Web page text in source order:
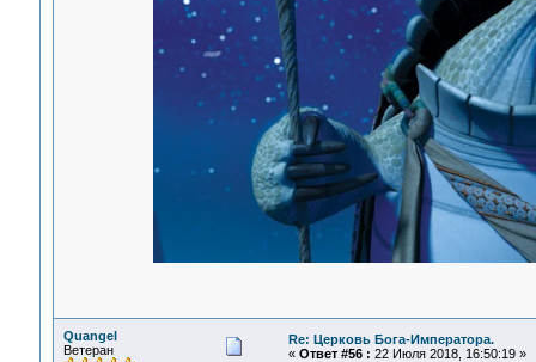
Quangel
Ветеран
Re: Церковь Бога-Императора.
« Ответ #56 : 22 Июля 2018, 16:50:19 »